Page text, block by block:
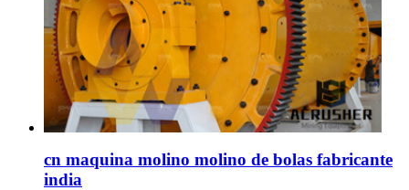
cn maquina molino molino de bolas fabricante
india